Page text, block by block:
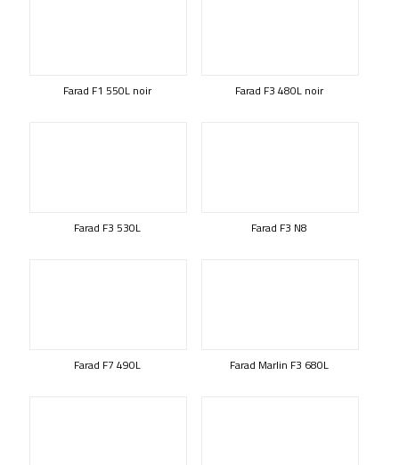
Farad F1 550L noir Farad F3 480L noir
Farad F3 530L Farad F3 N8
Farad F7 490L Farad Marlin F3 680L